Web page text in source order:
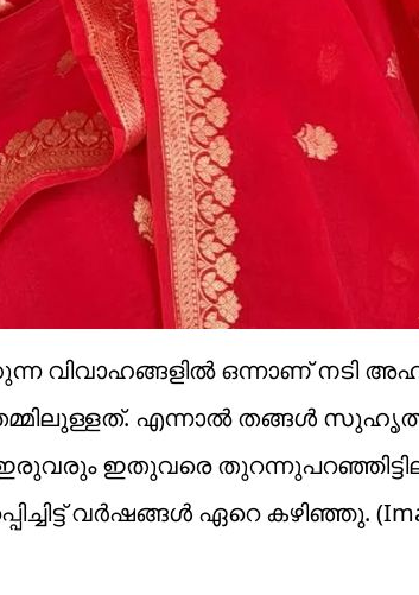
വിവാഹങ്ങളില്‍ ഒന്നാണ് നടി
തമ്മിലുള്ളത്. എന്നാല്‍ തങ്ങള്‍
ഇതുവരെ
വര്‍ഷങ്ങള്‍ ഏറെ കഴിഞ്ഞു.